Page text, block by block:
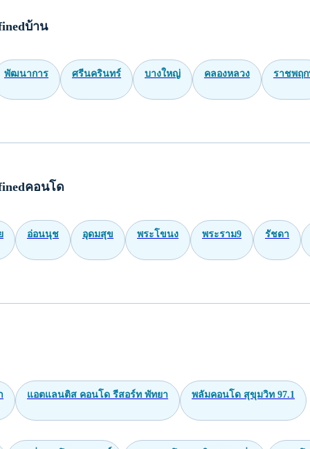
บ้าน
พัฒนาการ ศรีนครินทร์ บางใหญ่ คลองหลวง ราชพฤ
คอนโด
อ่อนนุช อุดมสุข พระโขนง พระราม9 รัชดา
แอตแลนติส คอนโด รีสอร์ท พัทยา พลัมคอนโด สุขุมวิท 97.1